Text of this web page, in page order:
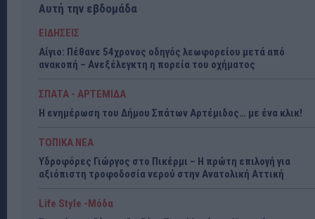
Αυτή την εβδομάδα
ΕΙΔΗΣΕΙΣ
Αίγιο: Πέθανε 54χρονος οδηγός λεωφορείου μετά από
ανακοπή – Ανεξέλεγκτη η πορεία του οχήματος
ΣΠΑΤΑ - ΑΡΤΕΜΙΔΑ
Η ενημέρωση του Δήμου Σπάτων Αρτέμιδος… με ένα κλικ!
ΤΟΠΙΚΑ ΝΕΑ
Υδροφόρες Γιώργος στο Πικέρμι – Η πρώτη επιλογή για
αξιόπιστη τροφοδοσία νερού στην Ανατολική Αττική
Life Style -Μόδα